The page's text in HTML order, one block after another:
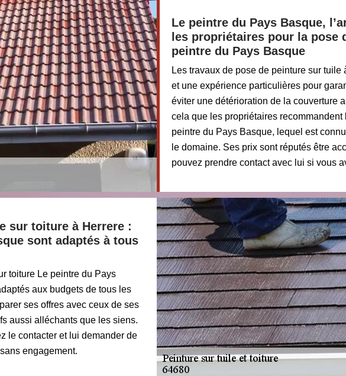
Le peintre du Pays Basque,
les propriétaires pour la pose
peintre du Pays Basque
Les travaux de pose de peinture sur
et une expérience particulières pour
éviter une détérioration de la couverture
cela que les propriétaires recommandent
peintre du Pays Basque, lequel est
le domaine. Ses prix sont réputés être
pouvez prendre contact avec lui si vous
sur toiture à Herrere :
sont adaptés à tous
toiture Le peintre du Pays
aux budgets de tous les
ses offres avec ceux de ses
aussi alléchants que les siens.
le contacter et lui demander de
engagement.